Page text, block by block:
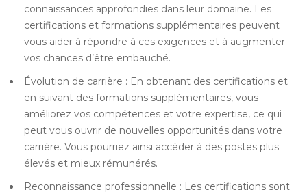
connaissances approfondies dans leur domaine. Les
certifications et formations supplémentaires peuvent
vous aider à répondre à ces exigences et à augmenter
vos chances d’être embauché.
Évolution de carrière : En obtenant des certifications et
en suivant des formations supplémentaires, vous
améliorez vos compétences et votre expertise, ce qui
peut vous ouvrir de nouvelles opportunités dans votre
carrière. Vous pourriez ainsi accéder à des postes plus
élevés et mieux rémunérés.
Reconnaissance professionnelle : Les certifications sont